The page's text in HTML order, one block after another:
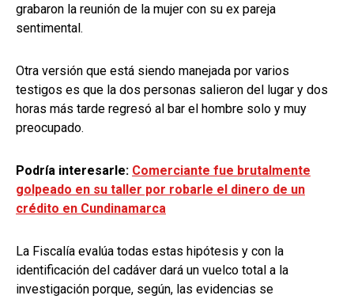
grabaron la reunión de la mujer con su ex pareja
sentimental.
Otra versión que está siendo manejada por varios
testigos es que la dos personas salieron del lugar y dos
horas más tarde regresó al bar el hombre solo y muy
preocupado.
Podría interesarle: Comerciante fue brutalmente
golpeado en su taller por robarle el dinero de un
crédito en Cundinamarca
La Fiscalía evalúa todas estas hipótesis y con la
identificación del cadáver dará un vuelco total a la
investigación porque, según, las evidencias se